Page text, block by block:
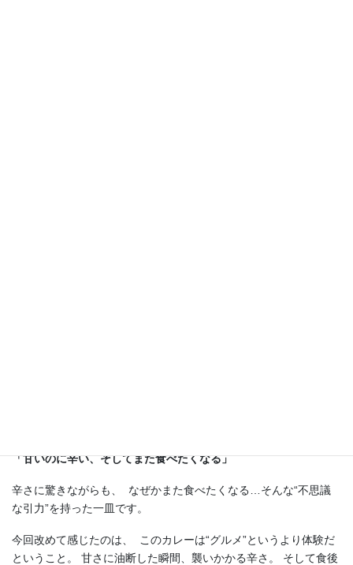
「甘いのに辛い、そしてまた食べたくなる」
辛さに驚きながらも、 なぜかまた食べたくなる…そんな“不思議
な引力”を持った一皿です。
今回改めて感じたのは、 このカレーは“グルメ”というより体験だ
ということ。 甘さに油断した瞬間、襲いかかる辛さ。 そして食後